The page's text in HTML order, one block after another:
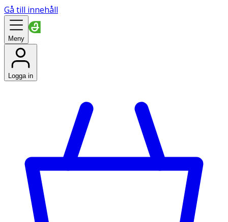
Gå till innehåll
Meny
Logga in